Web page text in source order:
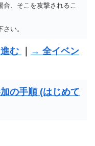
合、そこを攻撃されるこ
い。
む
→ 全イベン
の手順 (はじめて